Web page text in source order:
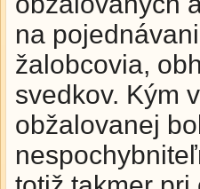
na
žalobcovia,
svedkov. Kým
obžalovanej